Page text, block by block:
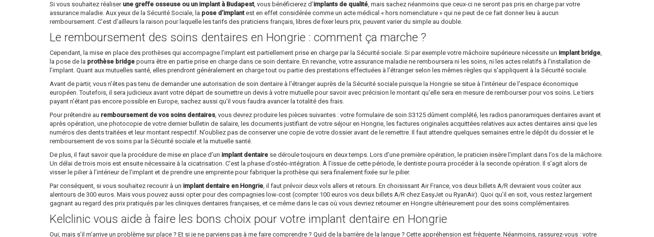
Si vous souhaitez réaliser une greffe osseuse ou un implant à Budapest, vous bénéficierez d’implants de qualité, mais sachez néanmoins que ceux-ci ne seront pas pris en charge par votre
assurance maladie. Aux yeux de la Sécurité Sociale, la pose d’implantest en effet considérée comme un acte médical « hors nomenclature » qui ne peut de ce fait donner lieu à aucun
remboursement. C’est d’ailleurs la raison pour laquelle les tarifs des praticiens français, libres de fixer leurs prix, peuvent varier du simple au double.
Le remboursement des soins dentaires en Hongrie : comment ça marche ?
Cependant, la mise en place des prothèses qui accompagne l’implant est partiellement prise en charge par la Sécurité sociale. Si par exemple votre mâchoire supérieure nécessite un implant bridge,
la pose de la prothèse bridge pourra être en partie prise en charge dans ce soin dentaire. En revanche, votre assurance maladie ne remboursera ni les soins, ni les actes relatifs à l’installation de
l’implant. Quant aux mutuelles santé, elles prendront généralement en charge tout ou partie des prestations effectuées à l'étranger selon les mêmes règles qui s'appliquent à la Sécurité sociale.
Avant de partir, vous n'êtes pas tenu de demander une autorisation de soin dentaire à l'étranger auprès de la Sécurité sociale puisque la Hongrie se situe à l'intérieur de l'espace économique
européen. Toutefois, il sera judicieux avant votre départ de soumettre un devis à votre mutuelle pour savoir avec précision le montant qu'elle sera en mesure de rembourser pour vos soins. Le tiers
payant n'étant pas encore possible en Europe, sachez aussi qu'il vous faudra avancer la totalité des frais.
Pour prétendre au remboursement de vos soins dentaires, vous devrez produire les pièces suivantes : votre formulaire de soin S3125 dûment complété, les radios panoramiques dentaires avant et
après opération, une photocopie de votre dernier bulletin de salaire, les documents justifiant de votre séjour en Hongrie, les factures originales acquittées relatives aux actes dentaires ainsi que les
numéros des dents traitées et leur montant respectif. N’oubliez pas de conserver une copie de votre dossier avant de le remettre. Il faut attendre quelques semaines entre le dépôt du dossier et le
remboursement de vos soins par la Sécurité sociale et la mutuelle santé.
De plus, il faut savoir que la procédure de mise en place d’un implant dentaire se déroule toujours en deux temps. Lors d’une première opération, le praticien insère l’implant dans l’os de la mâchoire.
Un délai de trois mois est ensuite nécessaire à la cicatrisation. C’est la phase d’ostéo-intégration. À l’issue de cette période, le dentiste pourra procéder à la seconde opération. Il s’agit alors de
visser le pilier à l’intérieur de l’implant et de prendre une empreinte pour fabriquer la prothèse qui sera finalement fixée sur le pilier.
Par conséquent, si vous souhaitez recourir à un implant dentaire en Hongrie, il faut prévoir deux vols allers et retours. En choisissant Air France, vos deux billets A/R devraient vous coûter aux
alentours de 300 euros. Mais vous pouvez aussi opter pour des compagnies low-cost (compter 100 euros vos deux billets A/R chez EasyJet ou RyanAir). Quoi qu’il en soit, vous restez largement
gagnant au regard des prix pratiqués par les cliniques dentaires françaises, et ce même dans le cas où vous devriez retourner en Hongrie ultérieurement pour des soins complémentaires.
Kelclinic vous aide à faire les bons choix pour votre implant dentaire en Hongrie
Oui, mais s’il m’arrive un problème sur place ? Et si je ne parviens pas à me faire comprendre ? Quid de la barrière de la langue ? Cette appréhension est fréquente. Néanmoins, rassurez-vous : votre